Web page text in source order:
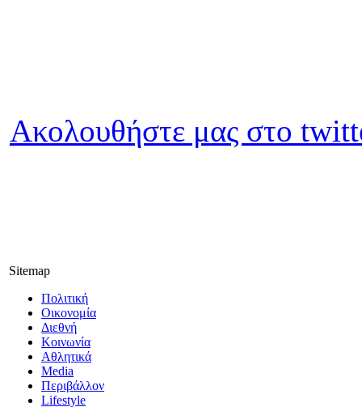
Ακολουθήστε μας στο
Sitemap
Πολιτική
Οικονομία
Διεθνή
Κοινωνία
Αθλητικά
Media
Περιβάλλον
Lifestyle